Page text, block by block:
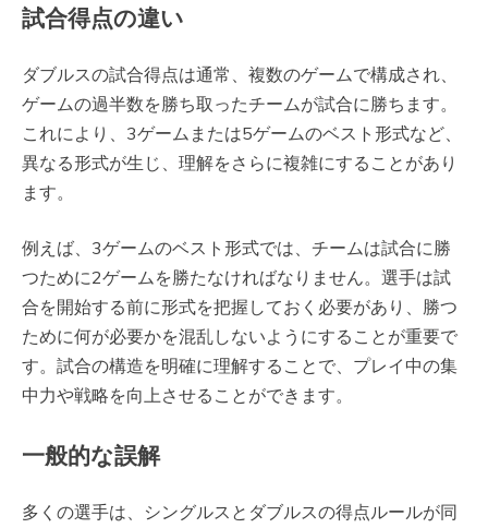
試合得点の違い
ダブルスの試合得点は通常、複数のゲームで構成され、
ゲームの過半数を勝ち取ったチームが試合に勝ちます。
これにより、3ゲームまたは5ゲームのベスト形式など、
異なる形式が生じ、理解をさらに複雑にすることがあり
ます。
例えば、3ゲームのベスト形式では、チームは試合に勝
つために2ゲームを勝たなければなりません。選手は試
合を開始する前に形式を把握しておく必要があり、勝つ
ために何が必要かを混乱しないようにすることが重要で
す。試合の構造を明確に理解することで、プレイ中の集
中力や戦略を向上させることができます。
一般的な誤解
多くの選手は、シングルスとダブルスの得点ルールが同